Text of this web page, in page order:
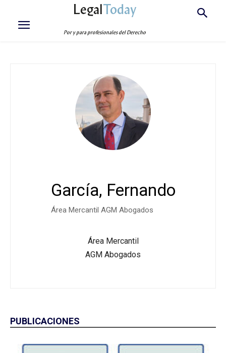
LegalToday
Por y para profesionales del Derecho
García, Fernando
Área Mercantil AGM Abogados
Área Mercantil
AGM Abogados
PUBLICACIONES